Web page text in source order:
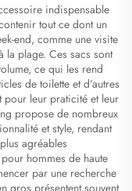
indispensable
tout ce dont un
end, comme une visite
la plage. Ces sacs sont
ce qui les rend
de toilette et d’autres
pour leur praticité et leur
propose de nombreux
et style, rendant
agréables
hommes de haute
par une recherche
gros présentent souvent